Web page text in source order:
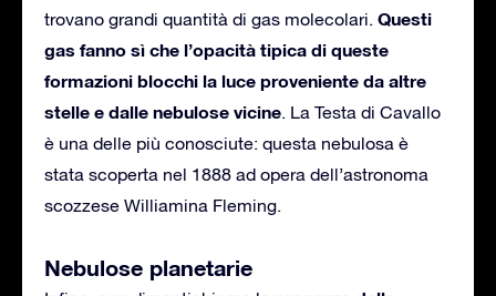
trovano grandi quantità di gas molecolari. Questi
gas fanno sì che l’opacità tipica di queste
formazioni blocchi la luce proveniente da altre
stelle e dalle nebulose vicine. La Testa di Cavallo
è una delle più conosciute: questa nebulosa è
stata scoperta nel 1888 ad opera dell’astronoma
scozzese Williamina Fleming.
Nebulose planetarie